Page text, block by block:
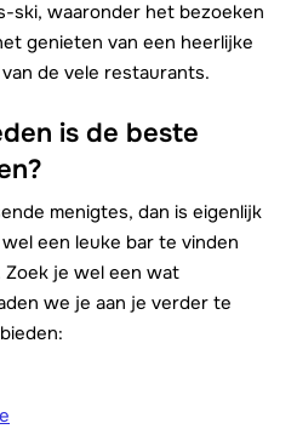
ski, waaronder het bezoeken
genieten van een heerlijke
de vele restaurants.
is de beste
menigtes, dan is eigenlijk
een leuke bar te vinden
Zoek je wel een wat
we je aan je verder te